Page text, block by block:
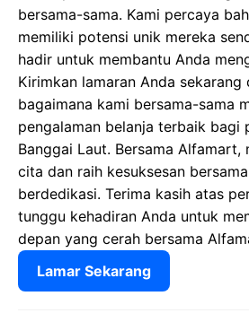
bersama-sama. Kami percaya
memiliki potensi unik mereka
hadir untuk membantu Anda
Kirimkan lamaran Anda sekarang
bagaimana kami bersama-sama
pengalaman belanja terbaik bagi
Banggai Laut. Bersama
cita dan raih kesuksesan
berdedikasi. Terima kasih atas
tunggu kehadiran Anda untuk
depan yang cerah bersama
Lamar Sekarang